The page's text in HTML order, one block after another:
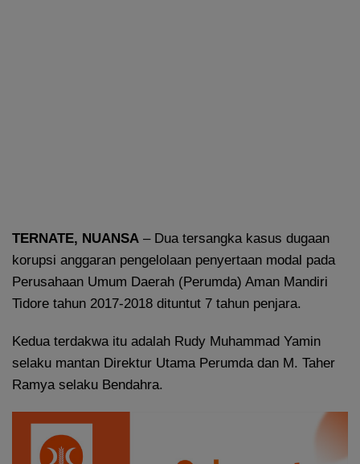
TERNATE, NUANSA – Dua tersangka kasus dugaan
korupsi anggaran pengelolaan penyertaan modal pada
Perusahaan Umum Daerah (Perumda) Aman Mandiri
Tidore tahun 2017-2018 dituntut 7 tahun penjara.
Kedua terdakwa itu adalah Rudy Muhammad Yamin
selaku mantan Direktur Utama Perumda dan M. Taher
Ramya selaku Bendahra.